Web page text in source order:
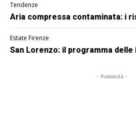
Tendenze
Aria compressa contaminata: i
Estate Firenze
San Lorenzo: il programma
- Pubblicità -